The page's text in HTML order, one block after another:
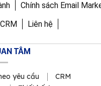
Chính sách Email
Liên hệ
TÂM
yêu cầu
CRM